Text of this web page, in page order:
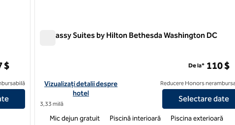
Washington DC Chevy Chase Pavilion
$
Embassy Suites by Hilton Bethesda Washington DC
Vizualizați detaliile hotelului pentru Embassy Suites by Hilton
Vizualizați detalii despre
hotel
3,33 milă
De la* 110 $
Reducere Honors
Selectare date
Mic dejun gratuit Piscină interioară Piscina exterioară